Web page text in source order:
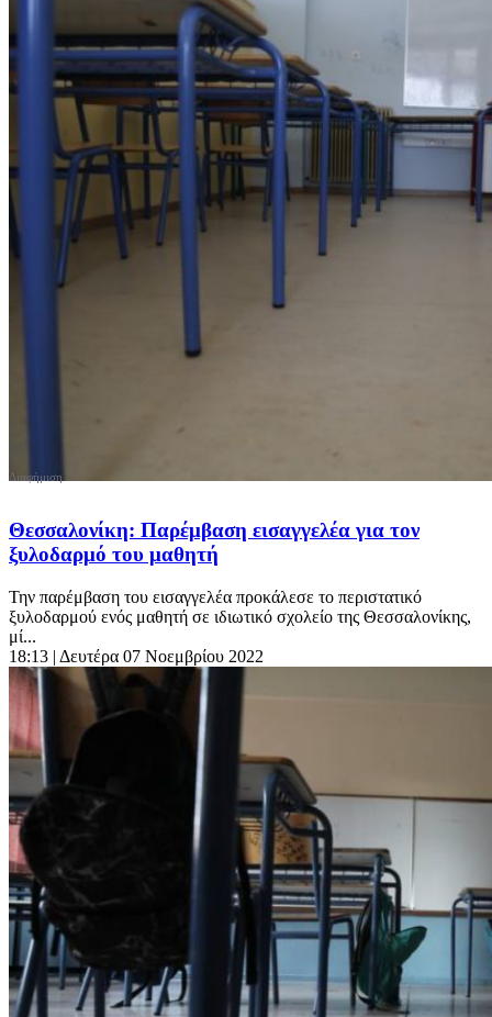
Θεσσαλονίκη: Παρέμβαση εισαγγελέα για τον
ξυλοδαρμό του μαθητή
Την παρέμβαση του εισαγγελέα προκάλεσε το περιστατικό
ξυλοδαρμού ενός μαθητή σε ιδιωτικό σχολείο της Θεσσαλονίκης,
μί...
18:13 | Δευτέρα 07 Νοεμβρίου 2022